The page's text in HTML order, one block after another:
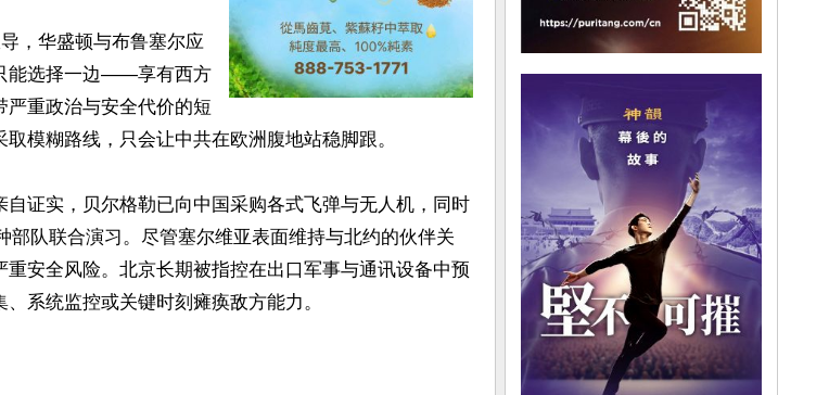
，华盛顿与布鲁塞尔应
能选择一边——享有西方
重政治与安全代价的短
模糊路线，只会让中共在欧洲腹地站稳脚跟。
证实，贝尔格勒已向中国采购各式飞弹与无人机，同时
部队联合演习。尽管塞尔维亚表面维持与北约的伙伴关
安全风险。北京长期被指控在出口军事与通讯设备中预
系统监控或关键时刻瘫痪敌方能力。